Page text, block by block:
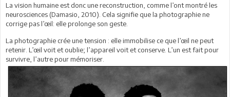
La vision humaine est donc une reconstruction, comme l’ont montré les
neurosciences (Damasio, 2010). Cela signifie que la photographie ne
corrige pas l’œil: elle prolonge son geste.
La photographie crée une tension : elle immobilise ce que l’œil ne peut
retenir. L’œil voit et oublie; l’appareil voit et conserve. L’un est fait pour
survivre, l’autre pour mémoriser.